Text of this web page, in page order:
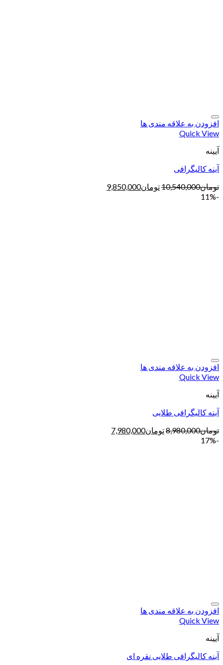
افزودن به علاقه مندی ها
Quick View
آیینه
آینه کالیگرافی
تومان10,540,000تومان9,850,000
-11%
افزودن به علاقه مندی ها
Quick View
آیینه
آینه کالیگرافی طلایی
تومان8,980,000تومان7,980,000
-17%
افزودن به علاقه مندی ها
Quick View
آیینه
آینه کالیگرافی طلایی نقره ای